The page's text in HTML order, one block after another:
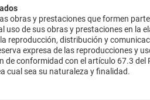
y prestaciones que formen
de sus obras y prestaciones en la
reproducción, distribución y
expresa de las reproducciones y
conformidad con el artículo 67.3 del
cual sea su naturaleza y finalidad.